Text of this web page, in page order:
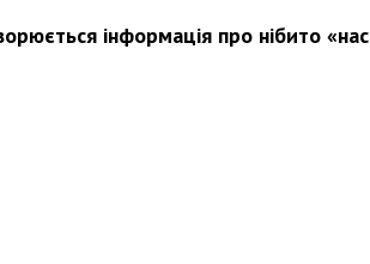
інформація про нібито